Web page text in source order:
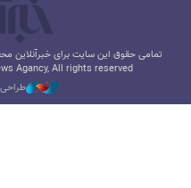
تمامی حقوق این سایت برای خبرآنلاین
Agancy, All rights reserved